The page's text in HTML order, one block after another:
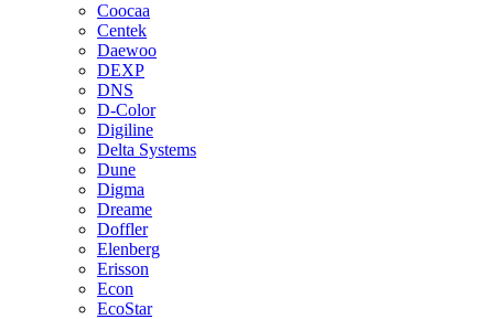
Coocaa
Centek
Daewoo
DEXP
DNS
D-Color
Digiline
Delta Systems
Dune
Digma
Dreame
Doffler
Elenberg
Erisson
Econ
EcoStar